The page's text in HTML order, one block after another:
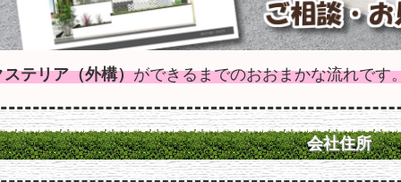
ステリア（外構）ができるまでのおおまかな流れです
会社住所